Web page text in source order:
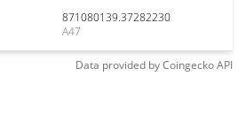
871080139.37282230
A47
Data provided byCoingeckoAPI